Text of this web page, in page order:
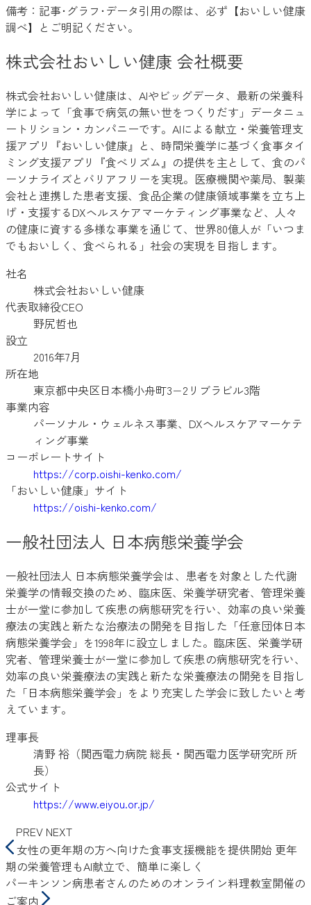
備考：記事･グラフ･データ引用の際は、必ず【おいしい健康
調べ】とご明記ください。
株式会社おいしい健康 会社概要
株式会社おいしい健康は、AIやビッグデータ、最新の栄養科
学によって「食事で病気の無い世をつくりだす」データニュ
ートリション・カンパニーです。AIによる献立・栄養管理支
援アプリ『おいしい健康』と、時間栄養学に基づく食事タイ
ミング支援アプリ『食べリズム』の提供を主として、食のパ
ーソナライズとバリアフリーを実現。医療機関や薬局、製薬
会社と連携した患者支援、食品企業の健康領域事業を立ち上
げ・支援するDXヘルスケアマーケティング事業など、人々
の健康に資する多様な事業を通じて、世界80億人が「いつま
でもおいしく、食べられる」社会の実現を目指します。
社名
株式会社おいしい健康
代表取締役CEO
野尻哲也
設立
2016年7月
所在地
東京都中央区日本橋小舟町3−2リブラビル3階
事業内容
パーソナル・ウェルネス事業、DXヘルスケアマーケテ
ィング事業
コーポレートサイト
https://corp.oishi-kenko.com/
「おいしい健康」サイト
https://oishi-kenko.com/
一般社団法人 日本病態栄養学会
一般社団法人 日本病態栄養学会は、患者を対象とした代謝
栄養学の情報交換のため、臨床医、栄養学研究者、管理栄養
士が一堂に参加して疾患の病態研究を行い、効率の良い栄養
療法の実践と新たな治療法の開発を目指した「任意団体日本
病態栄養学会」を1998年に設立しました。臨床医、栄養学研
究者、管理栄養士が一堂に参加して疾患の病態研究を行い、
効率の良い栄養療法の実践と新たな栄養療法の開発を目指し
た「日本病態栄養学会」をより充実した学会に致したいと考
えています。
理事長
清野 裕（関西電力病院 総長・関西電力医学研究所 所
長）
公式サイト
https://www.eiyou.or.jp/
PREV NEXT
女性の更年期の方へ向けた食事支援機能を提供開始 更年
期の栄養管理もAI献立で、簡単に楽しく
パーキンソン病患者さんのためのオンライン料理教室開催の
ご案内